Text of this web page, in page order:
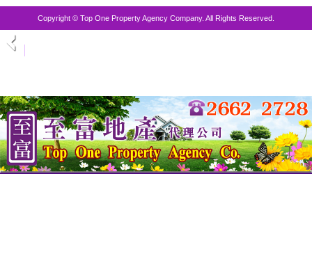
Copyright © Top One Property Agency Company. All Rights Reserved.